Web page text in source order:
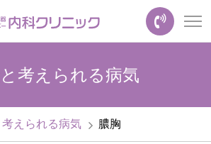
考えられる病気
えられる病気 膿胸